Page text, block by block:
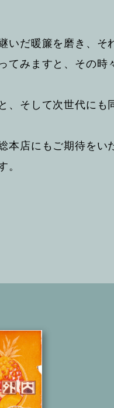
いだ暖簾を磨き、そ
みますと、その時
そして次世代にも
店にもご期待をい
。